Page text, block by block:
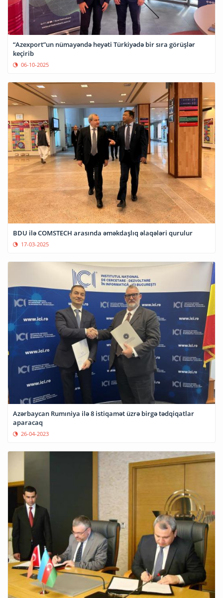
“Azexport”un nümayəndə heyəti Türkiyədə bir sıra görüşlər
keçirib
06-10-2025
BDU ilə COMSTECH arasında əməkdaşlıq əlaqələri qurulur
17-03-2025
Azərbaycan Rumıniya ilə 8 istiqamət üzrə birgə tədqiqatlar
aparacaq
26-04-2023